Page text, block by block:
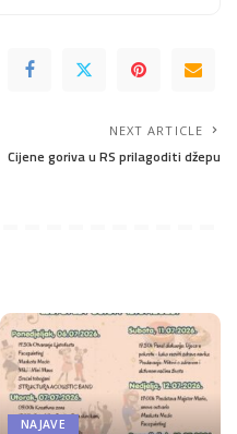
NEXT ARTICLE
Cijene goriva u RS prilagoditi džepu
NAJAVE